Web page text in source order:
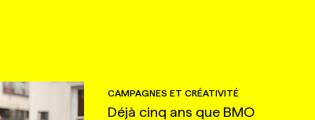
CAMPAGNES ET CRÉATIVITÉ
Déjà cinq ans que BMO